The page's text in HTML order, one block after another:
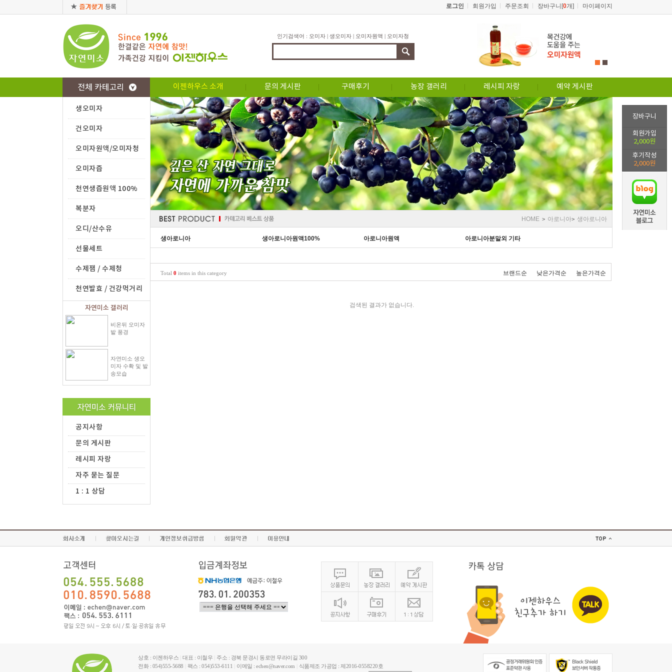
장바구니
회원가입
2,000원
후기작성
2,000원
로그인 회원가입 주문조회 장바구니[0개] 마이페이지
인기검색어 : 오미자 | 생오미자 | 오미자원액 | 오미자청
이젠하우스 소개 문의 게시판 구매후기 농장 갤러리 레시피 자랑 예약 게시판
생오미자
건오미자
오미자원액/오미자청
오미자즙
천연생즙원액 100%
복분자
오디/산수유
선물세트
수제잼 / 수제청
천연발효 / 건강먹거리
자연미소 갤러리
비온뒤 오미자
밭 풍경
자연미소 생오
미자 수확 및 발
송모습
공지사항
문의 게시판
레시피 자랑
자주 묻는 질문
1 : 1 상담
HOME > 아로니아> 생아로니아
생아로니아 생아로니아원액100% 아로니아원액 아로니아분말외 기타
Total 0 items in this category 브랜드순 낮은가격순 높은가격순
검색된 결과가 없습니다.
상호 : 이젠하우스 대표 : 이철우
주소 : 경북 문경시 동로면 무라이길 300
전화 : 054)555-5688
팩스 : 054)553-6111 이메일 : echen@naver.com
식품제조 가공업 : 제2016-0558220호